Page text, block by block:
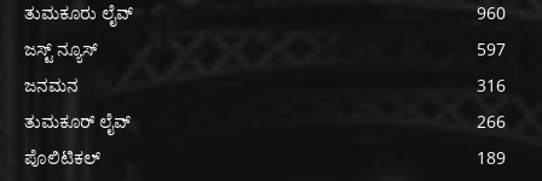
ತುಮಕೂರು ಲೈವ್
960
ಜಸ್ಟ್ ನ್ಯೂಸ್
597
ಜನಮನ
316
ತುಮಕೂರ್ ಲೈವ್
266
ಪೊಲಿಟಿಕಲ್
189